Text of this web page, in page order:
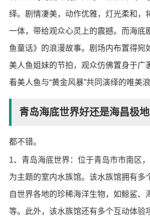
绎。剧情凄美，动作优雅，灯光柔和，
一体，带给观众心灵上的震撼。而海底
鱼童话》的浪漫故事。剧场内布置得宛
美人鱼姐妹的节拍，观众仿佛置身于广
看美人鱼与“黄金风暴”共同演绎的唯美浪
青岛海底世界好还是海昌极
都不错。
1、青岛海底世界：位于青岛市市南区
为主题的室内水族馆。该水族馆拥有多
自世界各地的珍稀海洋生物，如鲸鲨、
等。此外，该水族馆还有多个互动体验